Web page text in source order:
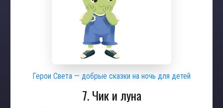
Герои Света — добрые сказки на ночь для детей
7. Чик и луна